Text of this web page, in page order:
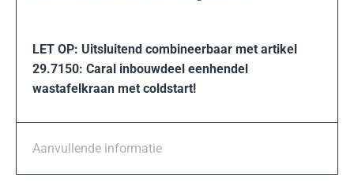
LET OP: Uitsluitend combineerbaar met artikel
29.7150: Caral inbouwdeel eenhendel
wastafelkraan met coldstart!
Aanvullende informatie